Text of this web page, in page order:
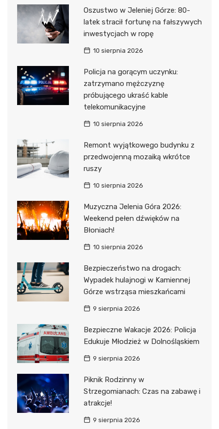
Oszustwo w Jeleniej Górze: 80-
latek stracił fortunę na fałszywych
inwestycjach w ropę
10 sierpnia 2026
Policja na gorącym uczynku:
zatrzymano mężczyznę
próbującego ukraść kable
telekomunikacyjne
10 sierpnia 2026
Remont wyjątkowego budynku z
przedwojenną mozaiką wkrótce
ruszy
10 sierpnia 2026
Muzyczna Jelenia Góra 2026:
Weekend pełen dźwięków na
Błoniach!
10 sierpnia 2026
Bezpieczeństwo na drogach:
Wypadek hulajnogi w Kamiennej
Górze wstrząsa mieszkańcami
9 sierpnia 2026
Bezpieczne Wakacje 2026: Policja
Edukuje Młodzież w Dolnośląskiem
9 sierpnia 2026
Piknik Rodzinny w
Strzegomianach: Czas na zabawę i
atrakcje!
9 sierpnia 2026